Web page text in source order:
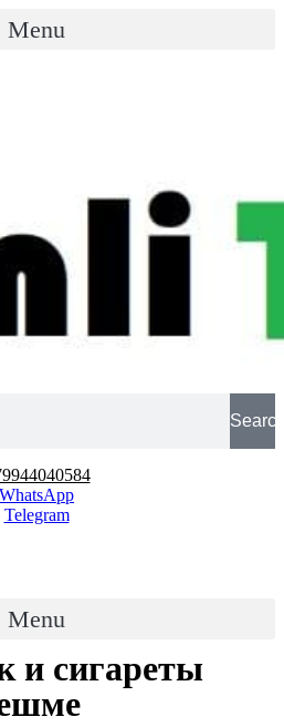
Menu
WhatsApp
Telegram
Menu
и сигареты